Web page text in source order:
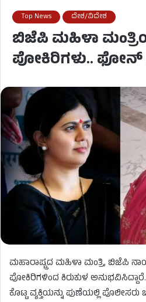
Top News ದೇಶ/ವಿದೇಶ
ಬಿಜೆಪಿ ಮಹಿಳಾ
ಪೋಕಿರಿಗಳು.. ಫೋನ್
ಮಹಾರಾಷ್ಟ್ರದ ಮಹಿಳಾ ಮಂತ್ರಿ, ಬಿಜೆಪಿ
ಪೋಕಿರಿಗಳಿಂದ ಕಿರುಕುಳ
ಕೊಟ್ಟ ವ್ಯಕ್ತಿಯನ್ನು ಪುಣೆಯಲ್ಲಿ ಪೊಲೀಸರು